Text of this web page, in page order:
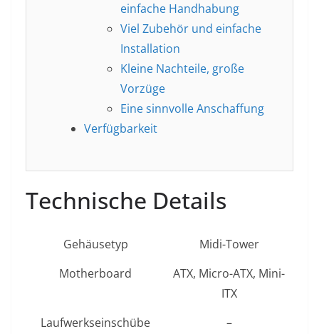
einfache Handhabung
Viel Zubehör und einfache
Installation
Kleine Nachteile, große
Vorzüge
Eine sinnvolle Anschaffung
Verfügbarkeit
Technische Details
Gehäusetyp
Midi-Tower
Motherboard
ATX, Micro-ATX, Mini-
ITX
Laufwerkseinschübe
–